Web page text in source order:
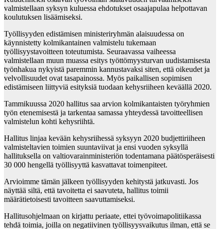
valmistellaan syksyn kuluessa ehdotukset osaajapulaa helpottavan
koulutuksen lisäämiseksi.
Työllisyyden edistämisen ministeriryhmän alaisuudessa on
käynnistetty kolmikantainen valmistelu tukemaan
työllisyystavoitteen toteutumista. Seuraavassa vaiheessa
valmistellaan muun muassa esitys työttömyysturvan uudistamisesta
työnhakua nykyistä paremmin kannustavaksi siten, että oikeudet ja
velvollisuudet ovat tasapainossa. Myös paikallisen sopimisen
edistämiseen liittyviä esityksiä tuodaan kehysriiheen keväällä 2020.
Tammikuussa 2020 hallitus saa arvion kolmikantaisten työryhmien
työn etenemisestä ja tarkentaa samassa yhteydessä tavoitteellisen
valmistelun kohti kehysriihtä.
Hallitus linjaa kevään kehysriihessä syksyyn 2020 budjettiriiheen
valmisteltavien toimien suuntaviivat ja ensi vuoden syksyllä
hallituksella on valtiovarainministeriön todentamana päätösperäisesti
30 000 hengellä työllisyyttä kasvattavat toimenpiteet.
Arvioimme tämän jälkeen työllisyyden kehitystä jatkuvasti. Jos
näyttää siltä, että tavoitetta ei saavuteta, hallitus toimii
määrätietoisesti tavoitteen saavuttamiseksi.
Hallitusohjelmaan on kirjattu periaate, ettei työvoimapolitiikassa
tehdä toimia, joilla on negatiivinen työllisyysvaikutus ilman, että se